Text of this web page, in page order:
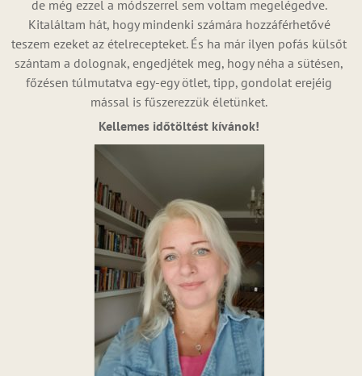
de még ezzel a módszerrel sem voltam megelégedve.
Kitaláltam hát, hogy mindenki számára hozzáférhetővé
teszem ezeket az ételrecepteket. És ha már ilyen pofás külsőt
szántam a dolognak, engedjétek meg, hogy néha a sütésen,
főzésen túlmutatva egy-egy ötlet, tipp, gondolat erejéig
mással is fűszerezzük életünket.
Kellemes időtöltést kívánok!